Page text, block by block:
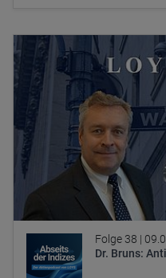
Folge 38 |
Dr. Bruns: